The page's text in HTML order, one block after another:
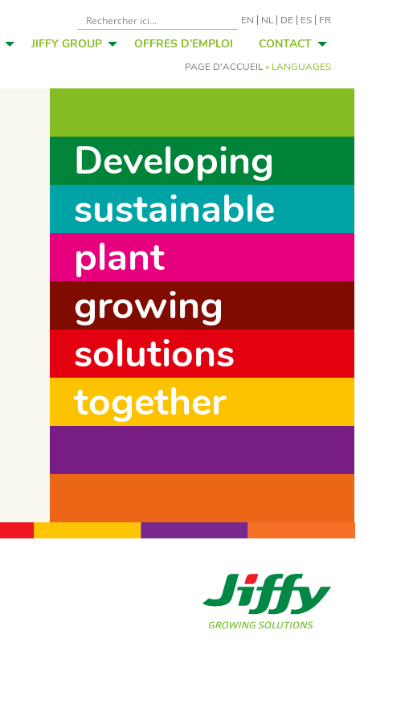
EN NL DE ES FR
JIFFY GROUP OFFRES D’EMPLOI CONTACT
PAGE D'ACCUEIL» LANGUAGES
Developing
sustainable
plant
growing
solutions
together